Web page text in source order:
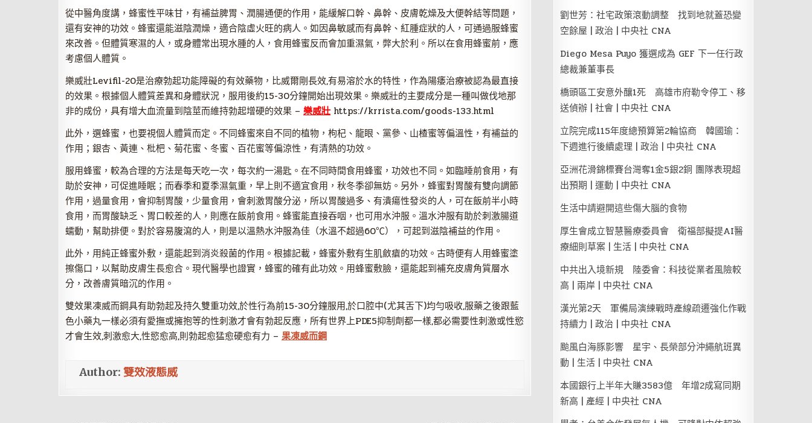
從中醫角度講，蜂蜜性平味甘，有補益脾胃、潤腸通便的作用，能緩解口幹、鼻幹、皮膚乾燥及大便幹結等問題，
還有安神的功效。蜂蜜還能滋陰潤燥，適合陰虛火旺的病人。如因鼻敏感而有鼻幹、紅腫症狀的人，可通過服蜂蜜
來改善。但體質寒濕的人，或身體常出現水腫的人，食用蜂蜜反而會加重濕氣，弊大於利。所以在食用蜂蜜前，應
考慮個人體質。
樂威壯Levifil-20是治療勃起功能障礙的有效藥物，比威爾剛長效,有易溶於水的特性，作為陽痿治療被認為最直接
的效果。根據個人體質差異和身體狀況，服用後約15-30分鐘開始出現效果。樂威壯的主要成分是一種叫做伐地那
非的成份，具有增大血流量到陰莖而維持勃起增硬的效果 – 樂威壯 https://krrista.com/goods-133.html
此外，選蜂蜜，也要視個人體質而定。不同蜂蜜來自不同的植物，枸杞、龍眼、黨參、山楂蜜等偏溫性，有補益的
作用；銀杏、黃連、枇杷、菊花蜜、冬蜜、百花蜜等偏涼性，有清熱的功效。
服用蜂蜜，較為合理的方法是每天吃一次，每次約一湯匙。在不同時間食用蜂蜜，功效也不同。如臨睡前食用，有
助於安神，可促進睡眠；而春季和夏季濕氣重，早上則不適宜食用，秋冬季卻無妨。另外，蜂蜜對胃酸有雙向調節
作用，過量食用，會抑制胃酸，少量食用，會刺激胃酸分泌，所以胃酸過多、有潰瘍性發炎的人，可在飯前半小時
食用，而胃酸缺乏、胃口較差的人，則應在飯前食用。蜂蜜能直接吞咽，也可用水沖服。溫水沖服有助於刺激腸道
蠕動，幫助排便。對於容易腹瀉的人，則是以溫熱水沖服為佳（水溫不超過60℃），可起到滋陰補益的作用。
此外，用純正蜂蜜外敷，還能起到消炎殺菌的作用。根據記載，蜂蜜外敷有生肌斂瘡的功效。古時便有人用蜂蜜塗
擦傷口，以幫助皮膚生長愈合。現代醫學也證實，蜂蜜的確有此功效。用蜂蜜敷臉，還能起到補充皮膚角質層水
分，改善膚質暗沉的作用。
雙效果凍威而鋼具有助勃起及持久雙重功效,於性行為前15-30分鐘服用,於口腔中(尤其舌下)均勻吸收,服藥之後跟藍
色小藥丸一樣必須有愛撫或擁抱等的性刺激才會有勃起反應，所有世界上PDE5抑制劑都一樣,都必需要性刺激或性慾
才會生效,刺激愈大,性慾愈高,則勃起愈猛愈硬愈有力 – 果凍威而鋼
Author: 雙效液態威
劉世芳：社宅政策滾動調整 找到地就蓋恐變
空餘屋 | 政治 | 中央社 CNA
Diego Mesa Puyo 獲選成為 GEF 下一任行政
總裁兼董事長
橋頭區工安意外釀1死 高雄市府勒令停工、移
送偵辦 | 社會 | 中央社 CNA
立院完成115年度總預算第2輪協商 韓國瑜：
下週進行後續處理 | 政治 | 中央社 CNA
亞洲花滑錦標賽台灣奪1金5銀2銅 團隊表現超
出預期 | 運動 | 中央社 CNA
生活中請避開這些傷大腦的食物
厚生會成立智慧醫療委員會 衛福部擬提AI醫
療細則草案 | 生活 | 中央社 CNA
中共出入境新規 陸委會：科技從業者風險較
高 | 兩岸 | 中央社 CNA
漢光第2天 軍備局演練戰時產線疏遷強化作戰
持續力 | 政治 | 中央社 CNA
颱風白海豚影響 星宇、長榮部分沖繩航班異
動 | 生活 | 中央社 CNA
本國銀行上半年大賺3583億 年增2成寫同期
新高 | 產經 | 中央社 CNA